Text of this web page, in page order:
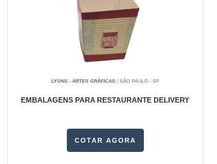
LYONS - ARTES GRÁFICAS/ SÃO PAULO - SP
EMBALAGENS PARA RESTAURANTE DELIVERY
COTAR AGORA